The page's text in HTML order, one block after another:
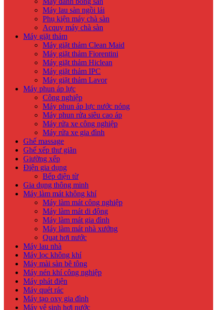
Máy lau sàn ngồi lái
Phụ kiện máy chà sàn
Acquy máy chà sàn
Máy giặt thảm
Máy giặt thảm Clean Maid
Máy giặt thảm Fiorentini
Máy giặt thảm Hiclean
Máy giặt thảm IPC
Máy giặt thảm Lavor
Máy phun áp lực
Công nghiệp
Máy phun áp lực nước nóng
Máy phun rửa siêu cao áp
Máy rửa xe công nghiệp
Máy rửa xe gia đình
Ghế massage
Ghế xếp thư giãn
Giường xếp
Điện gia dụng
Bếp điện từ
Gia dụng thông minh
Máy làm mát không khí
Máy làm mát công nghiệp
Máy làm mát di động
Máy làm mát gia đình
Máy làm mát nhà xưởng
Quạt hơi nước
Máy lau nhà
Máy lọc không khí
Máy mài sàn bê tông
Máy nén khí công nghiệp
Máy phát điện
Máy quét rác
Máy tạo oxy gia đình
Máy vệ sinh hơi nước